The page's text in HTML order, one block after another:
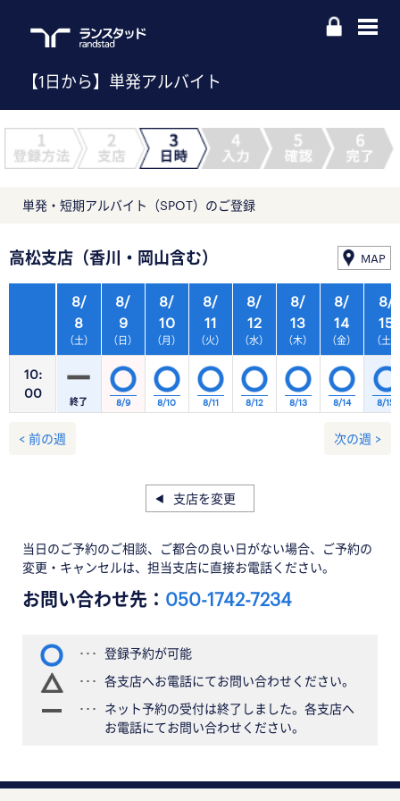
【1日から】単発アルバイト
単発・短期アルバイト（SPOT）のご登録
高松支店（香川・岡山含む） MAP
10:
00
8/
8
（土）
8/
9
（日）
8/
10
（月）
8/
11
（火）
8/
12
（水）
8/
13
（木）
8/
14
（金）
終了 8/9 8/10 8/11 8/12 8/13 8/14
8/
15
（土）
8/15
< 前の週 次の週 >
支店を変更
当日のご予約のご相談、ご都合の良い日がない場合、ご予約の
変更・キャンセルは、担当支店に直接お電話ください。
お問い合わせ先： 050-1742-7234
登録予約が可能
各支店へお電話にてお問い合わせください。
ネット予約の受付は終了しました。各支店へ
お電話にてお問い合わせください。